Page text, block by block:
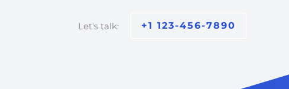
Let's talk: +1 123-456-7890